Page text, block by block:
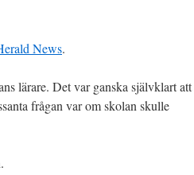
News.
lärare. Det var ganska självklart att
frågan var om skolan skulle